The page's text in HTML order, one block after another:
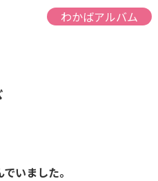
わかばアルバム
いました。